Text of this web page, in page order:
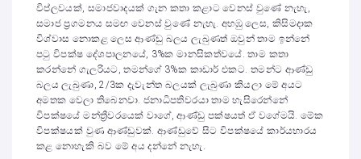
විප්ලවයක්, සමාජවාදයක් ගැන කතා කළාට වෙනස් වුණේ නැහැ,
සමාජ ප්‍රගමනය සමඟ වෙනස් වුණේ නැහැ. අහඹු ලෙස, කිසිමදාක
විශ්වාස නොකළ ලෙස ආණ්ඩු බලය ලැබුණත් ඔවුන් තාම ඉන්නේ
පටු විපක්ෂ දේශපාලනයේ, 3%ක මානසිකත්වයේ. තාම කතා
කරන්නේ ගැලරියට, තමන්ගේ 3%ක කාඩාර් එකට. තමන්ට ආණ්ඩු
බලය ලැබුණා, 2/3ක දැවැන්ත බලයක් ලැබුණා කියලා මේ අයට
අමතක වෙලා තිබෙනවා. ජනාධිපතිවරයා තාම හැසිරෙන්නේ
විපක්ෂයේ මන්ත්‍රීවරයෙක් වාගේ, ආණ්ඩු පක්ෂයත් ඒ වගේමයි. මේක
විපක්ෂයක් වුණ ආණ්ඩුවක්. ආණ්ඩුවේ සිට විපක්ෂයේ කාර්යභාරය
කළ නොහැකි බව මේ අය දන්නේ නැහැ.